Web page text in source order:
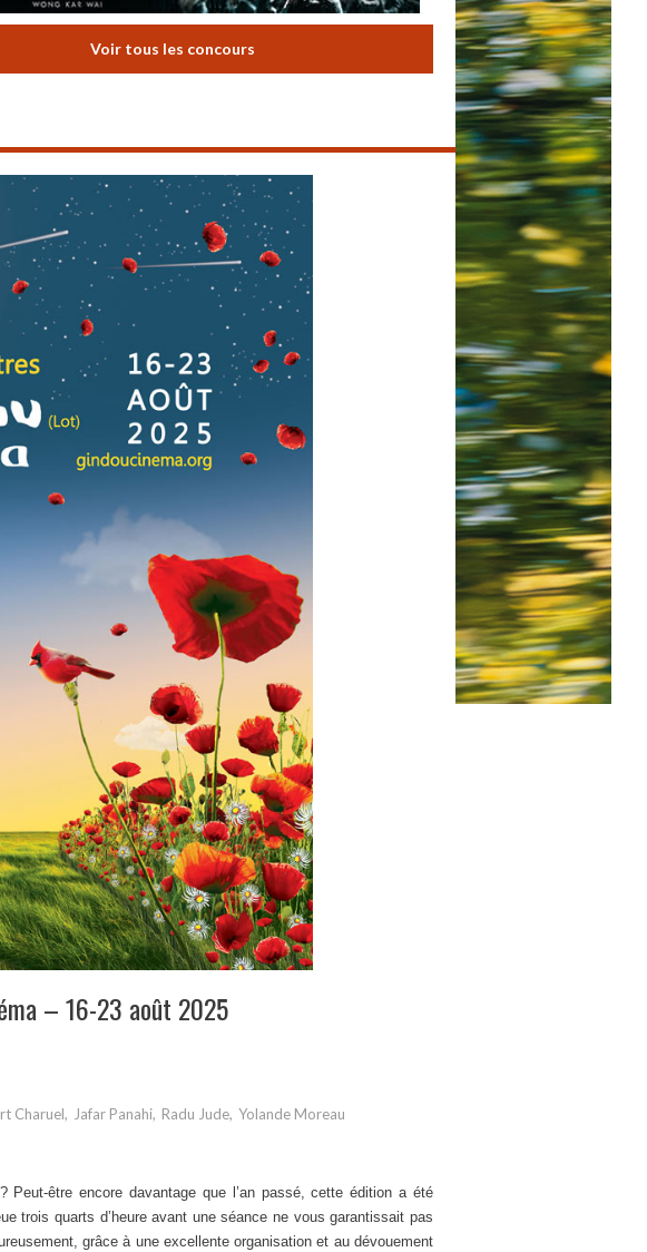
Voir tous les concours
– 16-23 août 2025
Charuel, Jafar Panahi, Radu Jude, Yolande Moreau
être encore davantage que l’an passé, cette édition a été
trois quarts d’heure avant une séance ne vous garantissait pas
grâce à une excellente organisation et au dévouement